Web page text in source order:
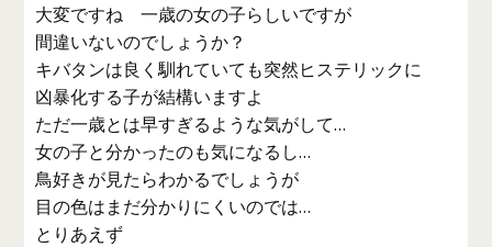
大変ですね 一歳の女の子らしいですが
間違いないのでしょうか？
キバタンは良く馴れていても突然ヒステリックに
凶暴化する子が結構いますよ
ただ一歳とは早すぎるような気がして…
女の子と分かったのも気になるし…
鳥好きが見たらわかるでしょうが
目の色はまだ分かりにくいのでは…
とりあえず